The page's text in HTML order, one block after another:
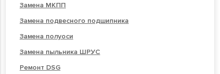
Замена МКПП
Замена подвесного подшипника
Замена полуоси
Замена пыльника ШРУС
Ремонт DSG